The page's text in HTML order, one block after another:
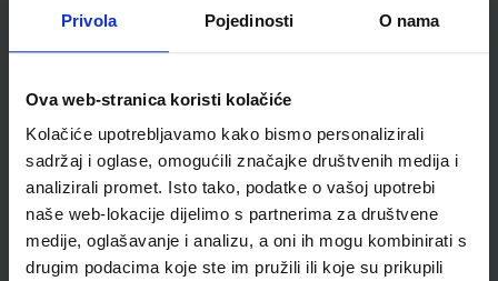
Privola Pojedinosti O nama
Ova web-stranica koristi kolačiće
Kolačiće upotrebljavamo kako bismo personalizirali
sadržaj i oglase, omogućili značajke društvenih medija i
analizirali promet. Isto tako, podatke o vašoj upotrebi
naše web-lokacije dijelimo s partnerima za društvene
medije, oglašavanje i analizu, a oni ih mogu kombinirati s
drugim podacima koje ste im pružili ili koje su prikupili
Bojice drvene Maped
MAP829600